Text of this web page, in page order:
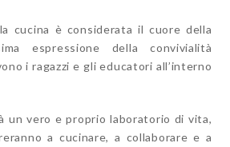
cucina è considerata il cuore della
espressione della convivialità
i ragazzi e gli educatori all’interno
un vero e proprio laboratorio di vita,
a cucinare, a collaborare e a